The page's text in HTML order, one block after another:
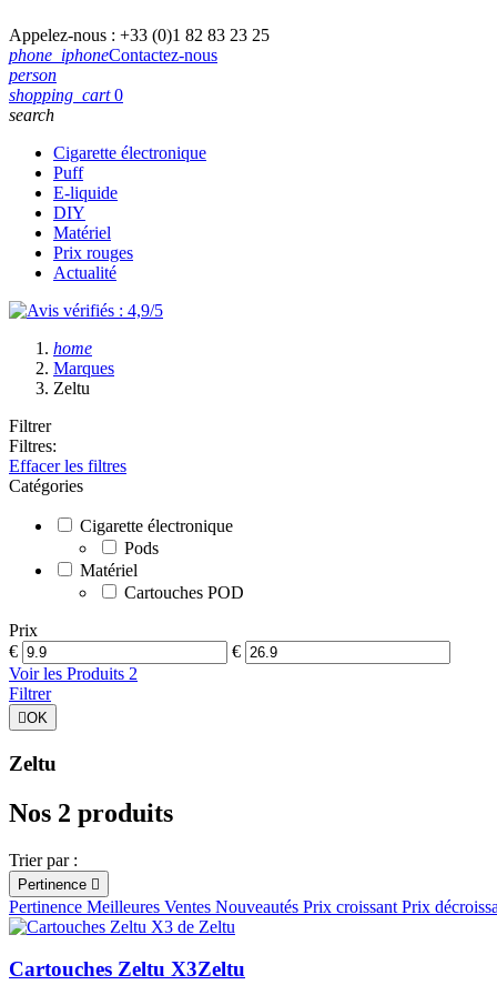
Appelez-nous : +33 (0)1 82 83 23 25
phone_iphoneContactez-nous
person
shopping_cart 0
search
Cigarette électronique
Puff
E-liquide
DIY
Matériel
Prix rouges
Actualité
home
Marques
Zeltu
Filtrer
Filtres:
Effacer les filtres
Catégories
Cigarette électronique
Pods
Matériel
Cartouches POD
Prix
€
€
Voir les Produits 2
Filtrer
OK
Zeltu
Nos 2 produits
Trier par :
Pertinence 
Pertinence Meilleures Ventes Nouveautés Prix croissant Prix
Cartouches Zeltu X3Zeltu